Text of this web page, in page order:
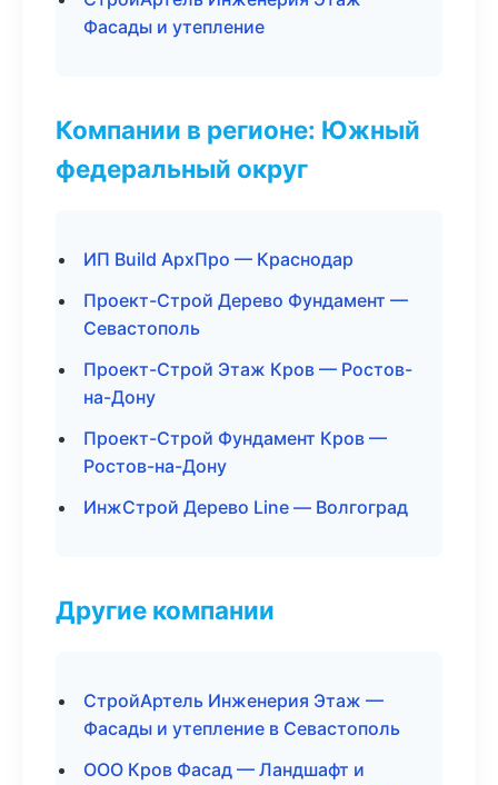
Фасады и утепление
Компании в регионе: Южный
федеральный округ
ИП Build АрхПро — Краснодар
Проект-Строй Дерево Фундамент —
Севастополь
Проект-Строй Этаж Кров — Ростов-
на-Дону
Проект-Строй Фундамент Кров —
Ростов-на-Дону
ИнжСтрой Дерево Line — Волгоград
Другие компании
СтройАртель Инженерия Этаж —
Фасады и утепление в Севастополь
ООО Кров Фасад — Ландшафт и